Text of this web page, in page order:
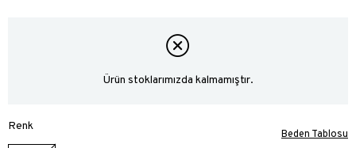
Ürün stoklarımızda kalmamıştır.
Renk
Beden Tablosu